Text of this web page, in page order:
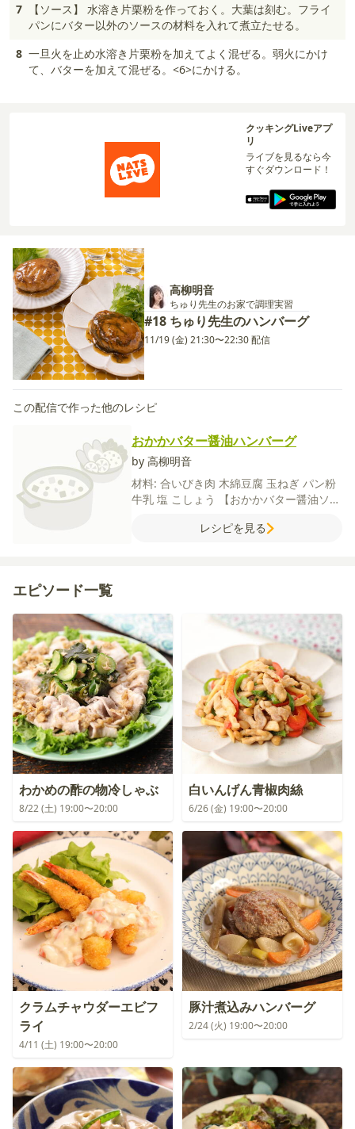
7
【ソース】 水溶き片栗粉を作っておく。大葉は刻む。フライ
パンにバター以外のソースの材料を入れて煮立たせる。
8 一旦火を止め水溶き片栗粉を加えてよく混ぜる。弱火にかけ
て、バターを加えて混ぜる。<6>にかける。
クッキングLiveアプ
リ
ライブを見るなら今
すぐダウンロード！
高柳明音
ちゅり先生のお家で調理実習
#18 ちゅり先生のハンバーグ
11/19 (金) 21:30〜22:30 配信
この配信で作った他のレシピ
おかかバター醤油ハンバーグ
by 高柳明音
材料: 合いびき肉 木綿豆腐 玉ねぎ パン粉
牛乳 塩 こしょう
【おかかバター醤油ソー
【水溶き片栗粉】水
レシピを見る
エピソード一覧
わかめの酢の物冷しゃぶ
8/22 (土) 19:00〜20:00
白いんげん青椒肉絲
6/26 (金) 19:00〜20:00
クラムチャウダーエビフ
ライ
4/11 (土) 19:00〜20:00
豚汁煮込みハンバーグ
2/24 (火) 19:00〜20:00